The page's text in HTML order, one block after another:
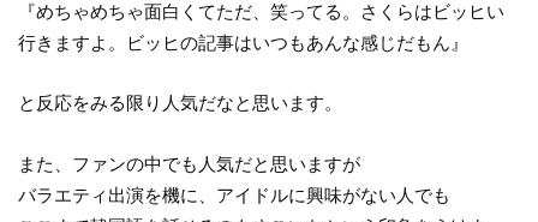
『めちゃめちゃ面白くてただ、笑ってる。さくらはビッヒい
行きますよ。ビッヒの記事はいつもあんな感じだもん』
と反応をみる限り人気だなと思います。
また、ファンの中でも人気だと思いますが
バラエティ出演を機に、アイドルに興味がない人でも